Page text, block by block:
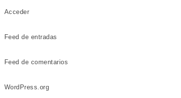
Acceder
Feed de entradas
Feed de comentarios
WordPress.org